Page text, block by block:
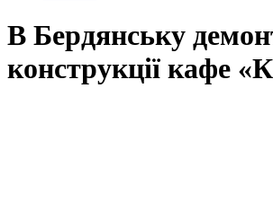
В Бердянську
конструкції кафе